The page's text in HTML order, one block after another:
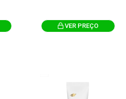
VER PREÇO